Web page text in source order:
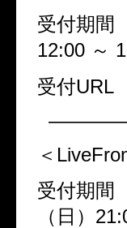
受付期間
12:00 ～
受付URL
＜
受付期間
（日）